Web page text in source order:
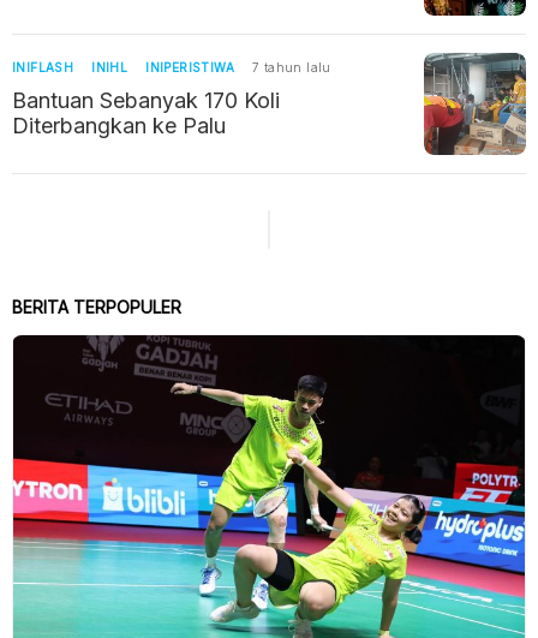
INIFLASH INIHL INIPERISTIWA 7 tahun lalu
Bantuan Sebanyak 170 Koli
Diterbangkan ke Palu
BERITA TERPOPULER